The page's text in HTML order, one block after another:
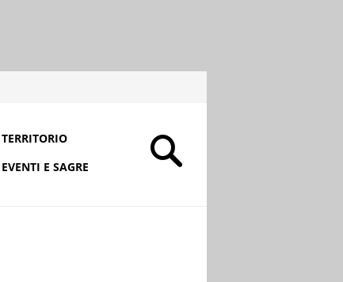
TERRITORIO
EVENTI E SAGRE